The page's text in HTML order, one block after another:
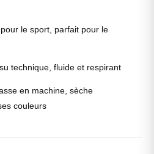
le sport, parfait pour le
technique, fluide et respirant
en machine, sèche
couleurs